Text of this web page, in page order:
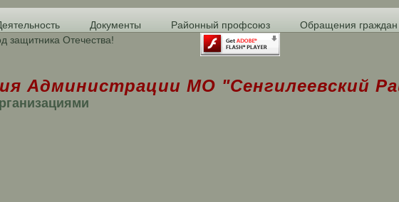
Документы Районный профсоюз Обращения граждан
защитника Отечества!
Администрации МО "Сенгилеевский